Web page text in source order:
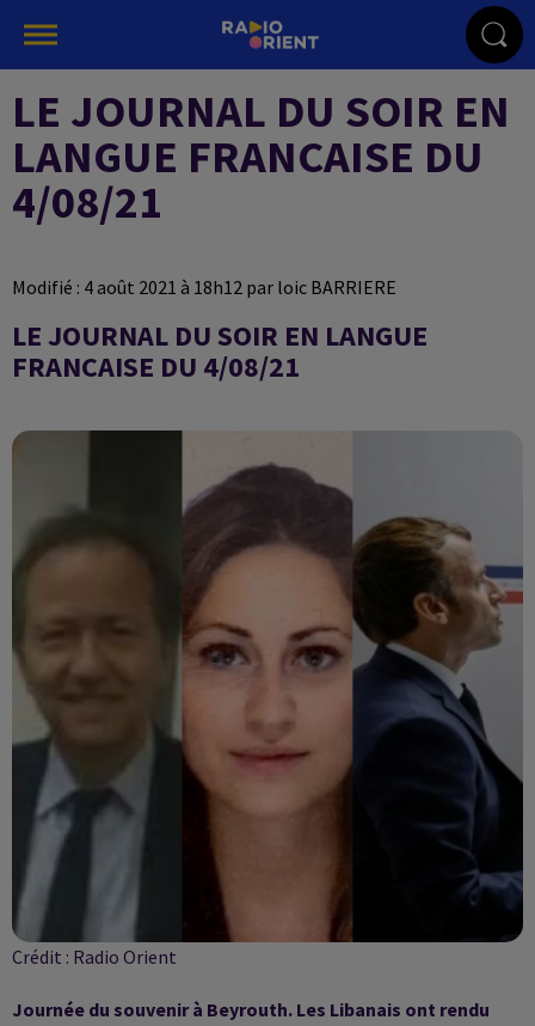
LE JOURNAL DU SOIR EN
LANGUE FRANCAISE DU
4/08/21
Modifié : 4 août 2021 à 18h12 par loic BARRIERE
LE JOURNAL DU SOIR EN LANGUE
FRANCAISE DU 4/08/21
Crédit : Radio Orient
Journée du souvenir à Beyrouth. Les Libanais ont rendu